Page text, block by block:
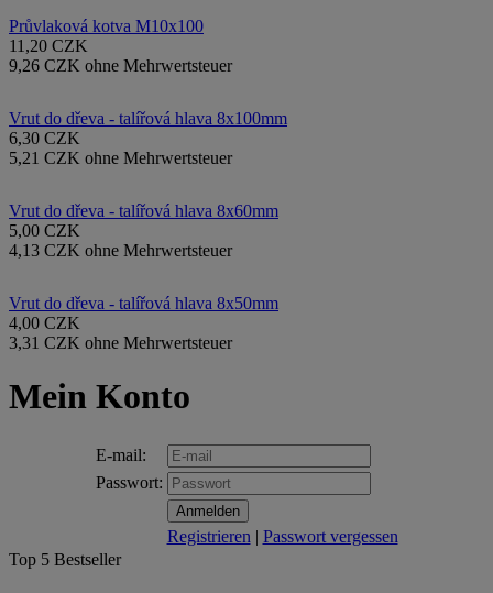
Průvlaková kotva M10x100
11,20 CZK
9,26 CZK ohne Mehrwertsteuer
Vrut do dřeva - talířová hlava 8x100mm
6,30 CZK
5,21 CZK ohne Mehrwertsteuer
Vrut do dřeva - talířová hlava 8x60mm
5,00 CZK
4,13 CZK ohne Mehrwertsteuer
Vrut do dřeva - talířová hlava 8x50mm
4,00 CZK
3,31 CZK ohne Mehrwertsteuer
Mein Konto
E-mail:
Passwort:
Registrieren | Passwort vergessen
Top 5 Bestseller